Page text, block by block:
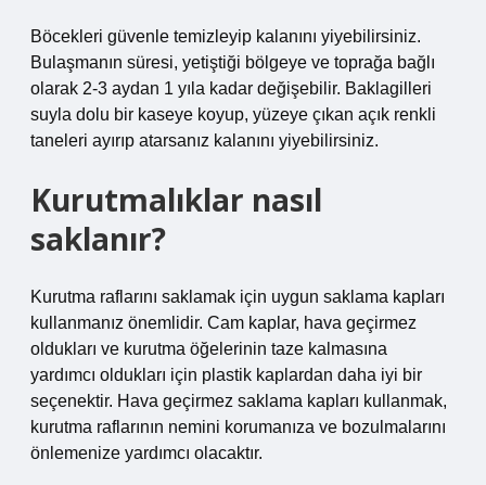
Böcekleri güvenle temizleyip kalanını yiyebilirsiniz.
Bulaşmanın süresi, yetiştiği bölgeye ve toprağa bağlı
olarak 2-3 aydan 1 yıla kadar değişebilir. Baklagilleri
suyla dolu bir kaseye koyup, yüzeye çıkan açık renkli
taneleri ayırıp atarsanız kalanını yiyebilirsiniz.
Kurutmalıklar nasıl
saklanır?
Kurutma raflarını saklamak için uygun saklama kapları
kullanmanız önemlidir. Cam kaplar, hava geçirmez
oldukları ve kurutma öğelerinin taze kalmasına
yardımcı oldukları için plastik kaplardan daha iyi bir
seçenektir. Hava geçirmez saklama kapları kullanmak,
kurutma raflarının nemini korumanıza ve bozulmalarını
önlemenize yardımcı olacaktır.